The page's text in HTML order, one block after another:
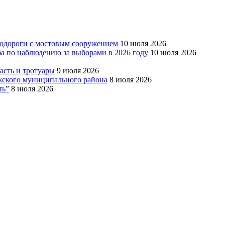
с мостовым сооружением 10 июля 2026
по наблюдению за выборами в 2026 году 10 июля 2026
и тротуары 9 июля 2026
муниципального района 8 июля 2026
8 июля 2026